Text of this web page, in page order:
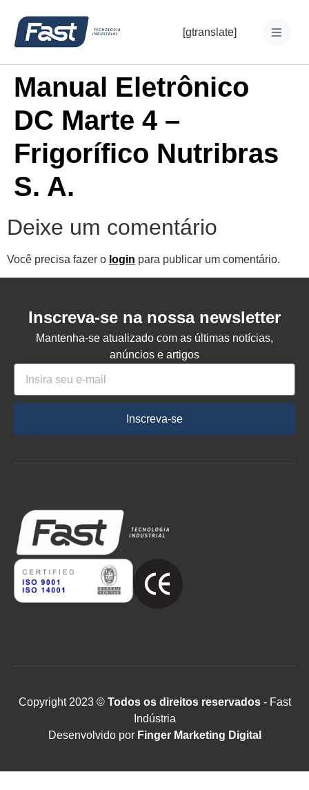
[gtranslate]
Manual Eletrônico
DC Marte 4 –
Frigorífico Nutribras
S. A.
Deixe um comentário
Você precisa fazer o login para publicar um comentário.
Inscreva-se na nossa newsletter
Mantenha-se atualizado com as últimas notícias,
anúncios e artigos
Inscreva-se
Copyright 2023 ©Todos os direitos reservados- Fast
Indústria
Desenvolvido por Finger Marketing Digital